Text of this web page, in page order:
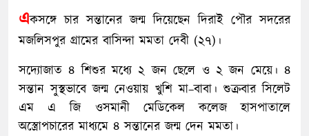
একসঙ্গে চার সন্তানের জন্ম দিয়েছেন দিরাই পৌর সদরের
মজলিসপুর গ্রামের বাসিন্দা মমতা দেবী (২৭)।
সদ্যোজাত ৪ শিশুর মধ্যে ২ জন ছেলে ও ২ জন মেয়ে। ৪
সন্তান সুস্থভাবে জন্ম নেওয়ায় খুশি মা–বাবা। শুক্রবার সিলেট
এম এ জি ওসমানী মেডিকেল কলেজ হাসপাতালে
অস্ত্রোপচারের মাধ্যমে ৪ সন্তানের জন্ম দেন মমতা।